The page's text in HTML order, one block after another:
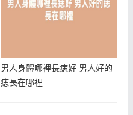
男人身體哪裡長痣好 男人好的
痣長在哪裡